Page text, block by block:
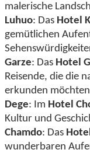
malerische
Luhuo: Das Hotel
gemütlichen
Garze: Das Hotel
Reisende, die die
erkunden
Dege: Im Hotel
Kultur und
Chamdo: Das
wunderbaren